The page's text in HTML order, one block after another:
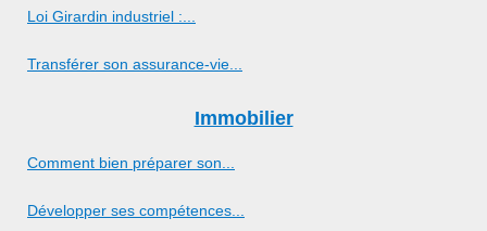
Loi Girardin industriel :...
Transférer son assurance-vie...
Immobilier
Comment bien préparer son...
Développer ses compétences...